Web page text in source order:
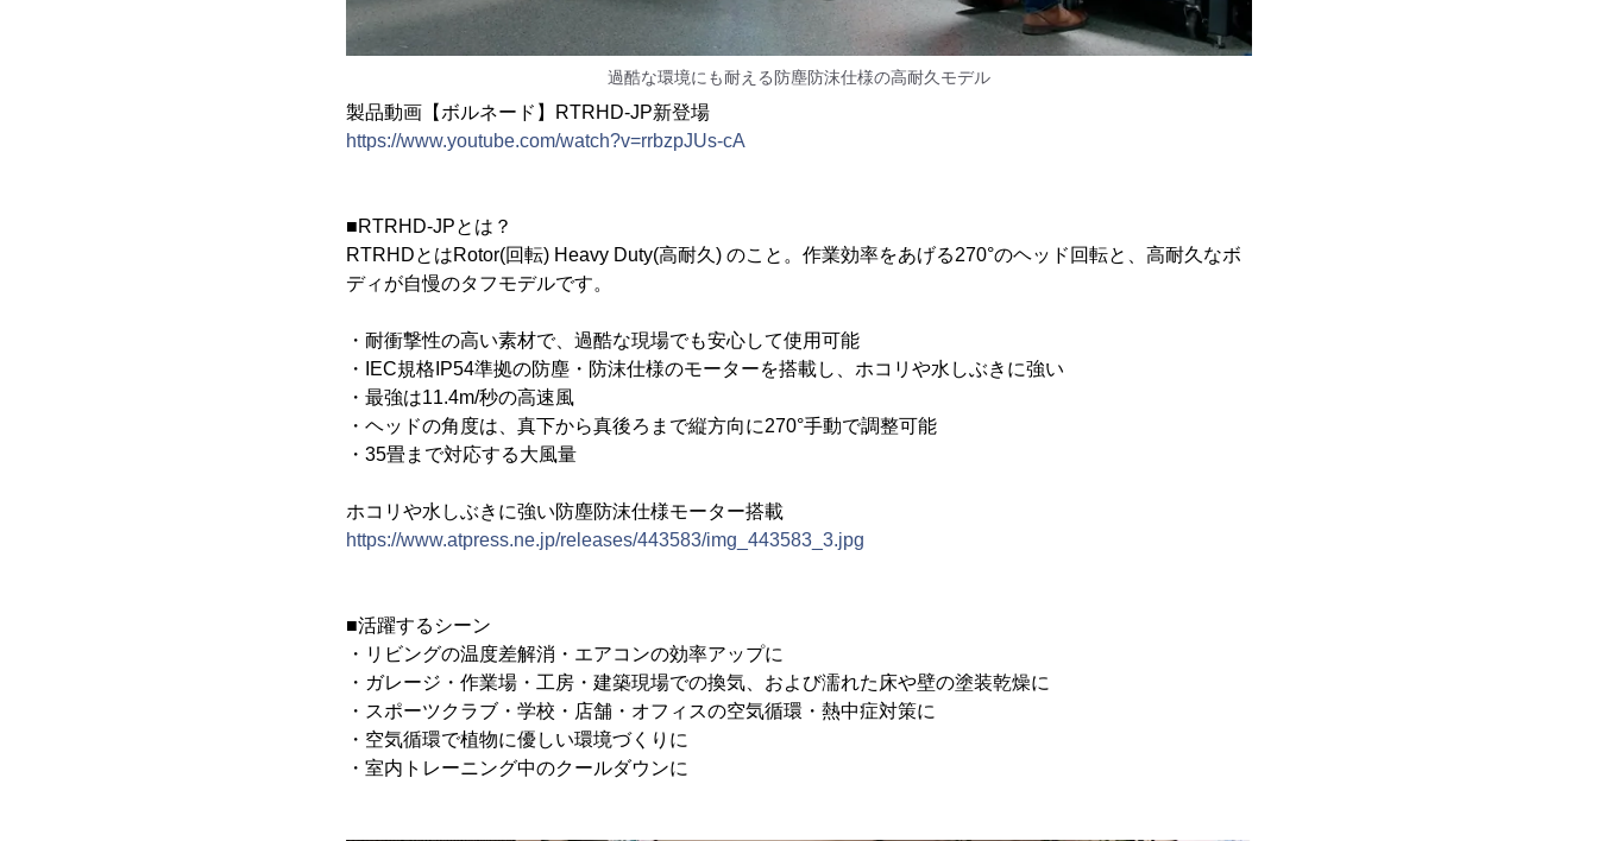
過酷な環境にも耐える防塵防沫仕様の高耐久モデル
製品動画【ボルネード】RTRHD-JP新登場
https://www.youtube.com/watch?v=rrbzpJUs-cA
■RTRHD-JPとは？
RTRHDとはRotor(回転) Heavy Duty(高耐久) のこと。作業効率をあげる270°のヘッド回転と、高耐久なボ
ディが自慢のタフモデルです。
・耐衝撃性の高い素材で、過酷な現場でも安心して使用可能
・IEC規格IP54準拠の防塵・防沫仕様のモーターを搭載し、ホコリや水しぶきに強い
・最強は11.4m/秒の高速風
・ヘッドの角度は、真下から真後ろまで縦方向に270°手動で調整可能
・35畳まで対応する大風量
ホコリや水しぶきに強い防塵防沫仕様モーター搭載
https://www.atpress.ne.jp/releases/443583/img_443583_3.jpg
■活躍するシーン
・リビングの温度差解消・エアコンの効率アップに
・ガレージ・作業場・工房・建築現場での換気、および濡れた床や壁の塗装乾燥に
・スポーツクラブ・学校・店舗・オフィスの空気循環・熱中症対策に
・空気循環で植物に優しい環境づくりに
・室内トレーニング中のクールダウンに